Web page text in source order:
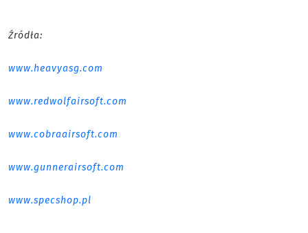
Źródła:
www.heavyasg.com
www.redwolfairsoft.com
www.cobraairsoft.com
www.gunnerairsoft.com
www.specshop.pl